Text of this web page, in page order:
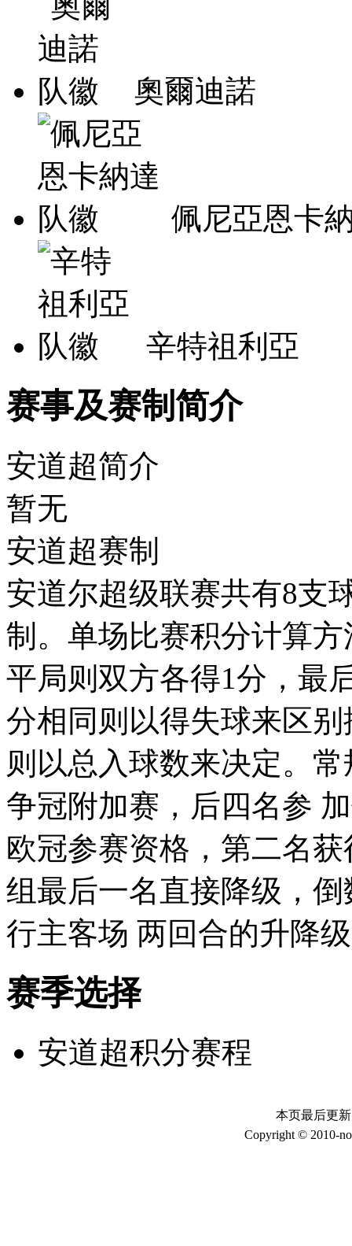
奧爾迪諾
佩尼亞恩卡
辛特祖利亞
赛事及赛制简介
安道超简介
暂无
安道超赛制
安道尔超级联赛共有8支
制。单场比赛积分计算
平局则双方各得1分，最
分相同则以得失球来区
则以总入球数来决定。
争冠附加赛，后四名参
欧冠参赛资格，第二名
组最后一名直接降级，
行主客场 两回合的升降
赛季选择
安道超积分赛程
本页最后更新
Copyright © 2010-